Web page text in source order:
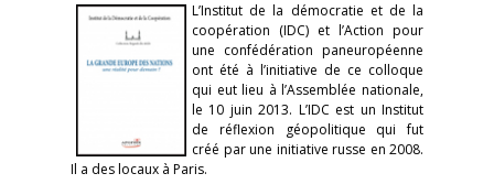
L’Institut de la démocratie et de la
coopération (IDC) et l’Action pour
une confédération paneuropéenne
ont été à l’initiative de ce colloque
qui eut lieu à l’Assemblée nationale,
le 10 juin 2013. L’IDC est un Institut
de réflexion géopolitique qui fut
créé par une initiative russe en 2008.
Il a des locaux à Paris.